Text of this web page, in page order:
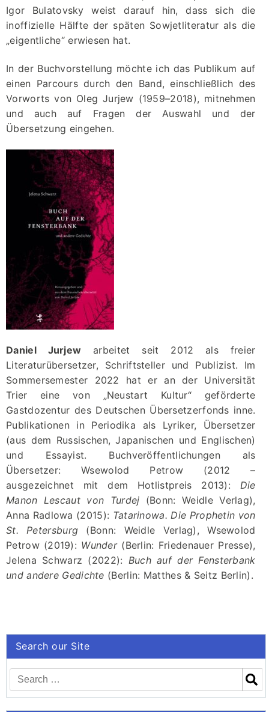
Igor Bulatovsky weist darauf hin, dass sich die
inoffizielle Hälfte der späten Sowjetliteratur als die
„eigentliche“ erwiesen hat.
In der Buchvorstellung möchte ich das Publikum auf
einen Parcours durch den Band, einschließlich des
Vorworts von Oleg Jurjew (1959–2018), mitnehmen
und auch auf Fragen der Auswahl und der
Übersetzung eingehen.
Daniel Jurjew arbeitet seit 2012 als freier
Literaturübersetzer, Schriftsteller und Publizist. Im
Sommersemester 2022 hat er an der Universität
Trier eine von „Neustart Kultur“ geförderte
Gastdozentur des Deutschen Übersetzerfonds inne.
Publikationen in Periodika als Lyriker, Übersetzer
(aus dem Russischen, Japanischen und Englischen)
und Essayist. Buchveröffentlichungen als
Übersetzer: Wsewolod Petrow (2012 –
ausgezeichnet mit dem Hotlistpreis 2013): Die
Manon Lescaut von Turdej (Bonn: Weidle Verlag),
Anna Radlowa (2015): Tatarinowa. Die Prophetin von
St. Petersburg (Bonn: Weidle Verlag), Wsewolod
Petrow (2019): Wunder(Berlin: Friedenauer Presse),
Jelena Schwarz (2022): Buch auf der Fensterbank
und andere Gedichte (Berlin: Matthes & Seitz Berlin).
Search our Site